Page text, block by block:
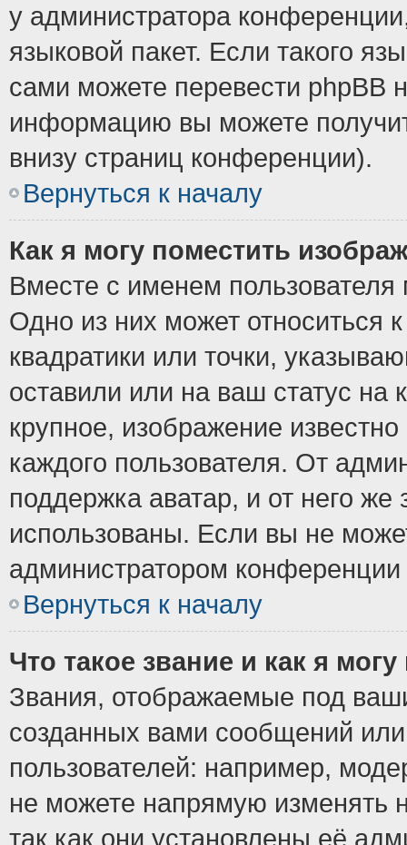
у администратора
языковой пакет. Если такого
сами можете перевести phpBB
информацию вы можете
внизу страниц конференции).
Вернуться к началу
Как я могу поместить
Вместе с именем пользователя
Одно из них может относиться
квадратики или точки,
оставили или на ваш статус
крупное, изображение
каждого пользователя. От
поддержка аватар, и от него же
использованы. Если вы не
администратором
Вернуться к началу
Что такое звание и как я
Звания, отображаемые под
созданных вами сообщений
пользователей: например,
не можете напрямую изменять
так как они установлены её